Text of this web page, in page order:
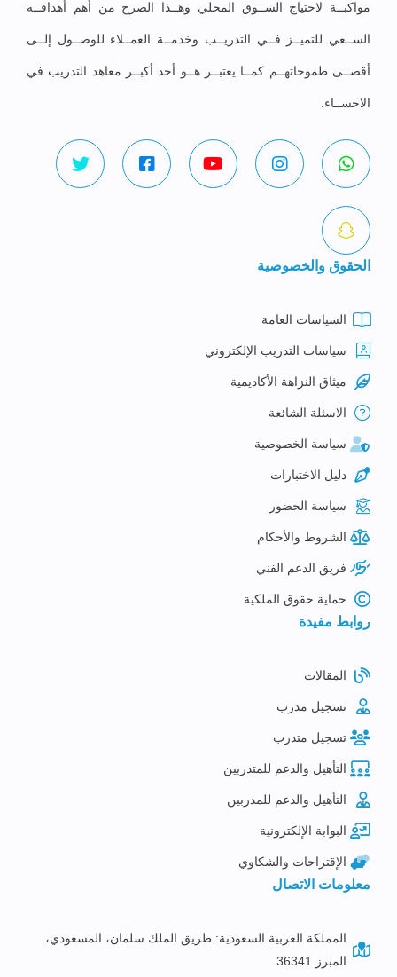
مواكبــة لاحتياج الســوق المحلي وهــذا الصرح من أهم أهدافــه
الســعي للتميــز فــي التدريــب وخدمــة العمــلاء للوصــول إلــى
أقصــى طموحاتهــم كمــا يعتبــر هــو أحد أكبــر معاهد التدريب في
الاحســاء.
الحقوق والخصوصية
السياسات العامة
سياسات التدريب الإلكتروني
ميثاق النزاهة الأكاديمية
الاسئلة الشائعة
سياسة الخصوصية
دليل الاختبارات
سياسة الحضور
الشروط والأحكام
فريق الدعم الفني
حماية حقوق الملكية
روابط مفيدة
المقالات
تسجيل مدرب
تسجيل متدرب
التأهيل والدعم للمتدربين
التأهيل والدعم للمدربين
البوابة الإلكترونية
الإقتراحات والشكاوي
معلومات الاتصال
المملكة العربية السعودية: طريق الملك سلمان، المسعودي،
المبرز 36341